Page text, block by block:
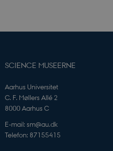
SCIENCE MUSEERNE
Aarhus Universitet
C. F. Møllers Allé 2
8000 Aarhus C
E-mail: sm@au.dk
Telefon: 87155415